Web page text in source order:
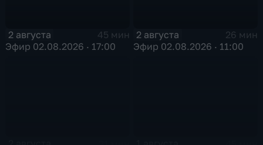
2 августа
45 мин
Эфир 02.08.2026 · 17:00
2 августа
26 мин
Эфир 02.08.2026 · 11:00